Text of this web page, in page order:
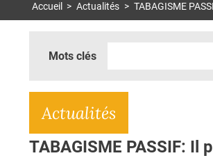
Accueil > Actualités > TABAGISME
Mots clés
Actualités
TABAGISME PASSIF: Il